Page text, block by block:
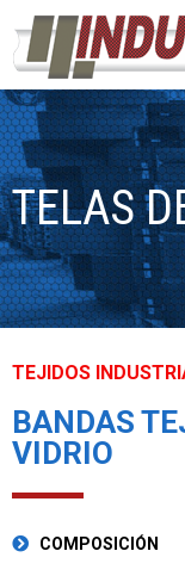
TELAS
TEJIDOS
BANDAS
VIDRIO
COMPOSICIÓN